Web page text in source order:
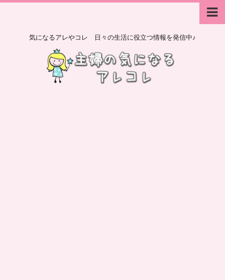
気になるアレやコレ 日々の生活に役立つ情報を発信中♪